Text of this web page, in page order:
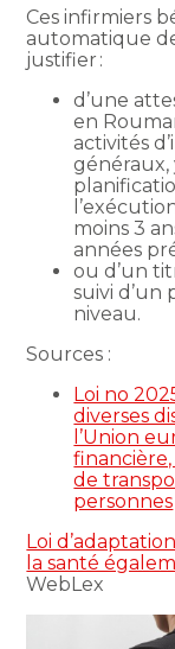
Ces infirmiers
automatique
justifier :
d’une
en
activités
généraux,
moins 3
années
ou d’un
suivi d’un
niveau.
Sources :
Loi no
diverses
l’Union
de
personnes
Loi
la santé
WebLex